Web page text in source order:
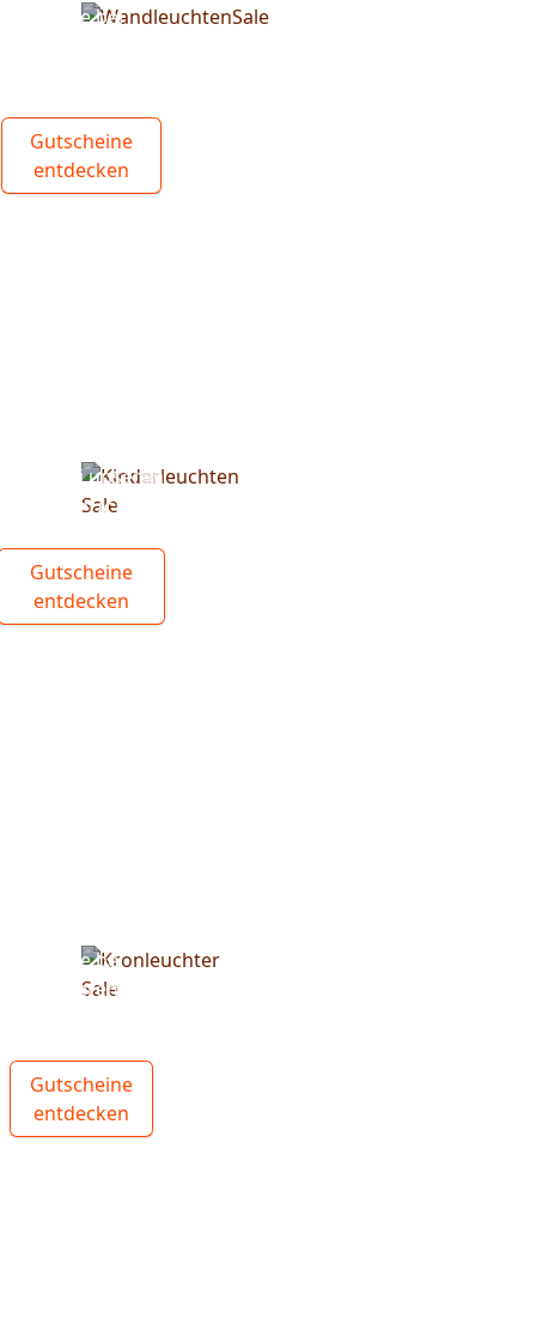
Spare bei
Gutscheine
entdecken
bei unseren
Gutscheine
entdecken
Spare bei
unseren
Gutscheine
entdecken